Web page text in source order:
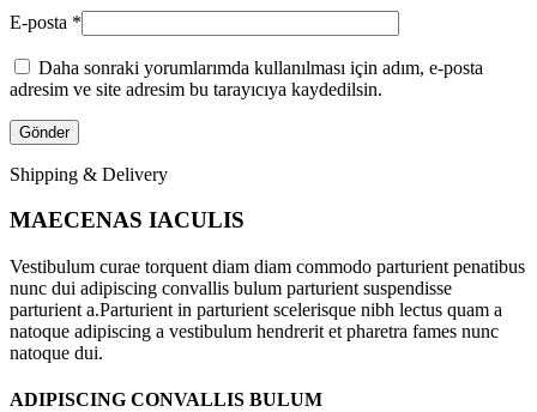
E-posta *
Daha sonraki yorumlarımda kullanılması için adım, e-posta
adresim ve site adresim bu tarayıcıya kaydedilsin.
Shipping & Delivery
MAECENAS IACULIS
Vestibulum curae torquent diam diam commodo parturient penatibus
nunc dui adipiscing convallis bulum parturient suspendisse
parturient a.Parturient in parturient scelerisque nibh lectus quam a
natoque adipiscing a vestibulum hendrerit et pharetra fames nunc
natoque dui.
ADIPISCING CONVALLIS BULUM